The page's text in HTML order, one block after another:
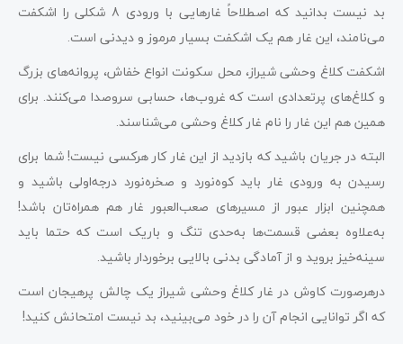
بد نیست بدانید که اصطلاحاً غارهایی با ورودی 8 شکلی را اشکفت
می‌نامند، این غار هم یک اشکفت بسیار مرموز و دیدنی است.
اشکفت کلاغ وحشی شیراز، محل سکونت انواع خفاش‌، پروانه‌های بزرگ
و کلاغ‌های پرتعدادی است که غروب‌ها، حسابی سروصدا می‌کنند. برای
همین هم این غار را نام غار کلاغ وحشی می‌شناسند.
البته در جریان باشید که بازدید از این غار کار هرکسی نیست! شما برای
رسیدن به ورودی غار باید کوه‌نورد و صخره‌نورد درجه‌اولی باشید و
همچنین ابزار عبور از مسیر‌های صعب‌العبور غار هم همراه‌تان باشد!
به‌علاوه بعضی قسمت‌ها به‌حدی تنگ و باریک است که حتما باید
سینه‌خیز بروید و از آمادگی بدنی بالایی برخوردار باشید.
درهرصورت کاوش در غار کلاغ وحشی شیراز یک چالش پرهیجان است
که اگر توانایی انجام آن را در خود می‌بینید، بد نیست امتحانش کنید!